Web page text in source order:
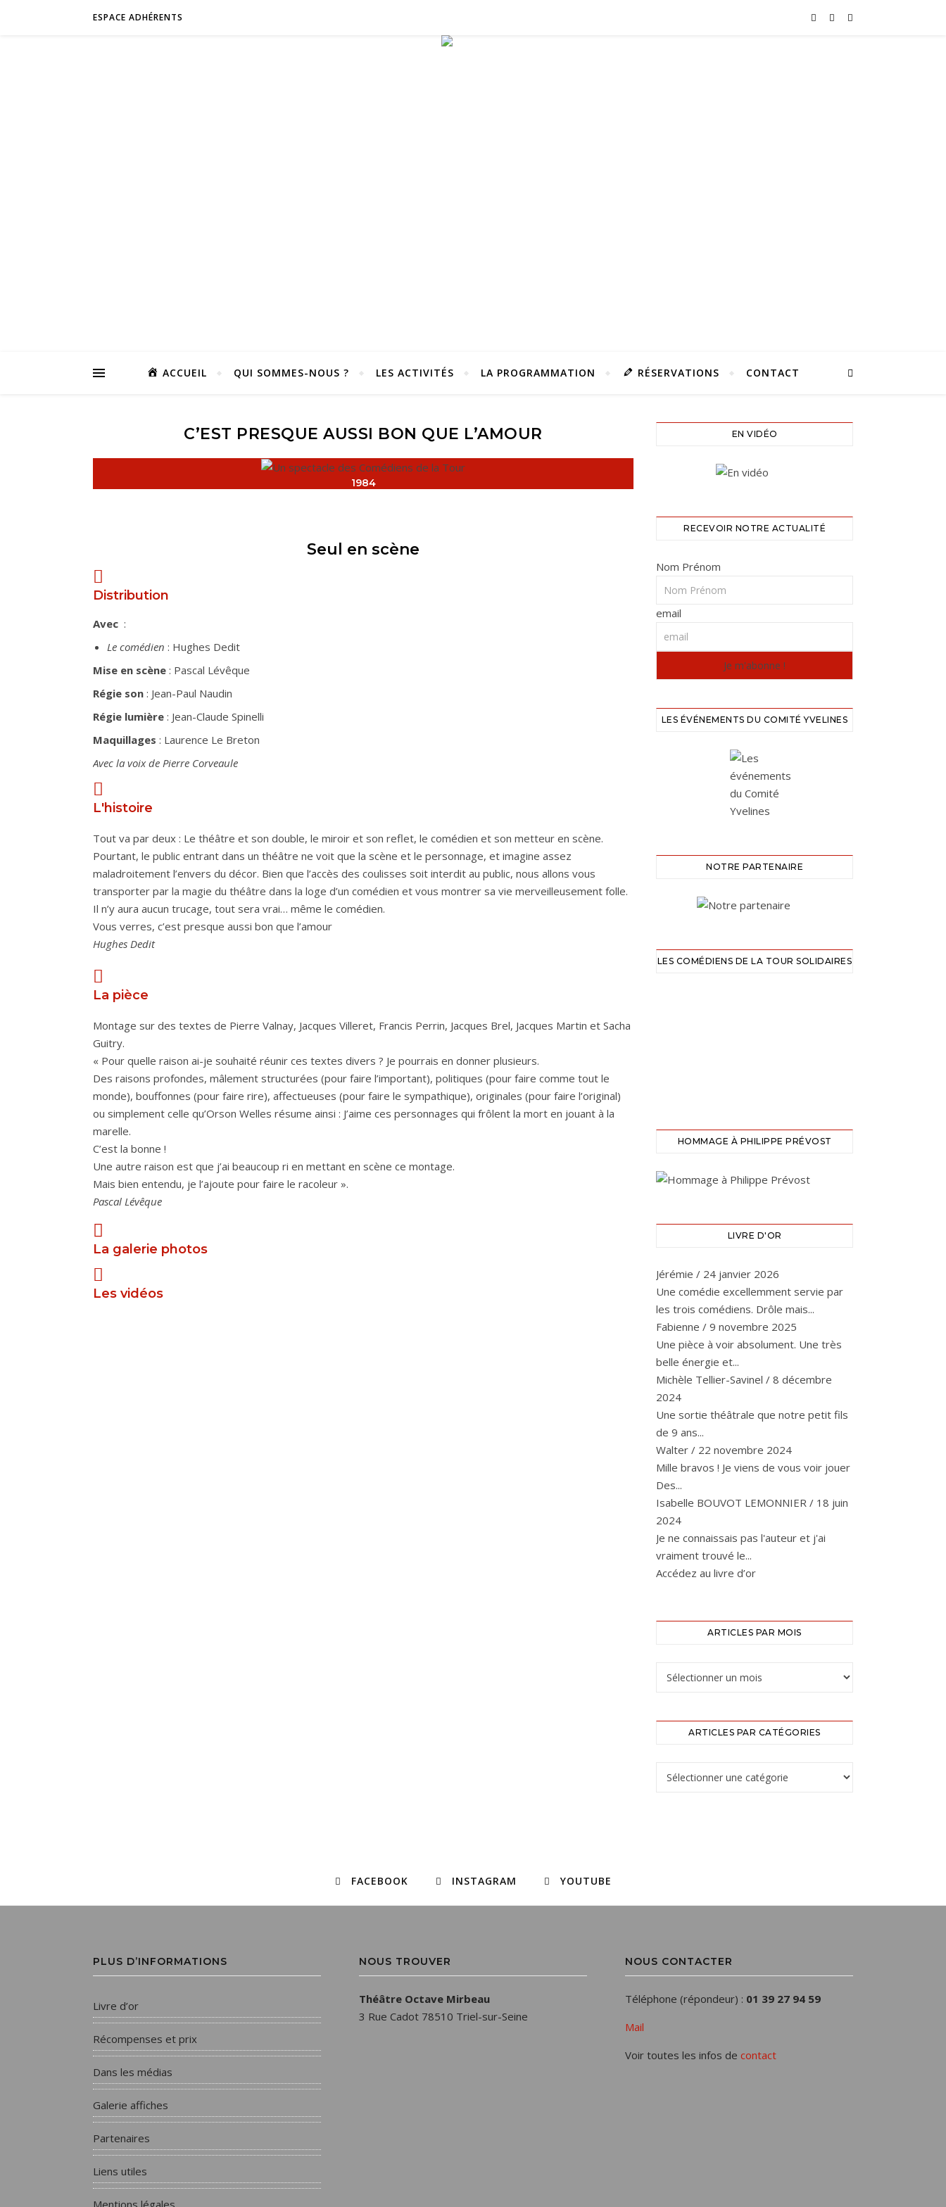
ESPACE ADHÉRENTS
ACCUEIL QUI SOMMES-NOUS ? LES ACTIVITÉS LA PROGRAMMATION RÉSERVATIONS CONTACT
C’EST PRESQUE AUSSI BON QUE L’AMOUR
1984
Seul en scène
Distribution
Avec :
Le comédien : Hughes Dedit
Mise en scène : Pascal Lévêque
Régie son : Jean-Paul Naudin
Régie lumière : Jean-Claude Spinelli
Maquillages : Laurence Le Breton
Avec la voix de Pierre Corveaule
L'histoire
Tout va par deux : Le théâtre et son double, le miroir et son reflet, le comédien et son metteur en scène.
Pourtant, le public entrant dans un théâtre ne voit que la scène et le personnage, et imagine assez
maladroitement l’envers du décor. Bien que l’accès des coulisses soit interdit au public, nous allons vous
transporter par la magie du théâtre dans la loge d’un comédien et vous montrer sa vie merveilleusement folle.
Il n’y aura aucun trucage, tout sera vrai… même le comédien.
Vous verres, c’est presque aussi bon que l’amour
Hughes Dedit
La pièce
Montage sur des textes de Pierre Valnay, Jacques Villeret, Francis Perrin, Jacques Brel, Jacques Martin et Sacha
Guitry.
« Pour quelle raison ai-je souhaité réunir ces textes divers ? Je pourrais en donner plusieurs.
Des raisons profondes, mâlement structurées (pour faire l’important), politiques (pour faire comme tout le
monde), bouffonnes (pour faire rire), affectueuses (pour faire le sympathique), originales (pour faire l’original)
ou simplement celle qu’Orson Welles résume ainsi : J’aime ces personnages qui frôlent la mort en jouant à la
marelle.
C’est la bonne !
Une autre raison est que j’ai beaucoup ri en mettant en scène ce montage.
Mais bien entendu, je l’ajoute pour faire le racoleur ».
Pascal Lévêque
La galerie photos
Les vidéos
EN VIDÉO
RECEVOIR NOTRE ACTUALITÉ
Nom Prénom
email
LES ÉVÉNEMENTS DU COMITÉ YVELINES
NOTRE PARTENAIRE
LES COMÉDIENS DE LA TOUR SOLIDAIRES
HOMMAGE À PHILIPPE PRÉVOST
LIVRE D'OR
Jérémie / 24 janvier 2026
Une comédie excellemment servie par
les trois comédiens. Drôle mais...
Fabienne / 9 novembre 2025
Une pièce à voir absolument. Une très
belle énergie et...
Michèle Tellier-Savinel / 8 décembre
2024
Une sortie théâtrale que notre petit fils
de 9 ans...
Walter / 22 novembre 2024
Mille bravos ! Je viens de vous voir jouer
Des...
Isabelle BOUVOT LEMONNIER / 18 juin
2024
Je ne connaissais pas l'auteur et j'ai
vraiment trouvé le...
Accédez au livre d’or
ARTICLES PAR MOIS
Articles par mois
ARTICLES PAR CATÉGORIES
Articles par catégories
FACEBOOK INSTAGRAM YOUTUBE
PLUS D’INFORMATIONS
Livre d’or
Récompenses et prix
Dans les médias
Galerie affiches
Partenaires
Liens utiles
Mentions légales
NOUS TROUVER
Théâtre Octave Mirbeau
3 Rue Cadot 78510 Triel-sur-Seine
NOUS CONTACTER
Téléphone (répondeur) : 01 39 27 94 59
Mail
Voir toutes les infos de contact